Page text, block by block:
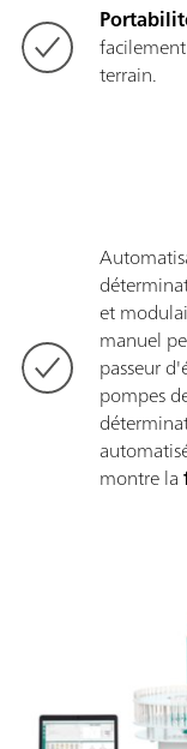
terrain.
et
manuel
passeur
pompes
montre la